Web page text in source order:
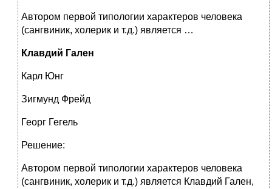
Автором первой типологии характеров человека
(сангвиник, холерик и т.д.) является …
Клавдий Гален
Карл Юнг
Зигмунд Фрейд
Георг Гегель
Решение:
Автором первой типологии характеров человека
(сангвиник, холерик и т.д.) является Клавдий Гален,